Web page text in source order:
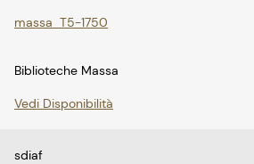
massa_T5-1750
Biblioteche Massa
Vedi Disponibilità
sdiaf